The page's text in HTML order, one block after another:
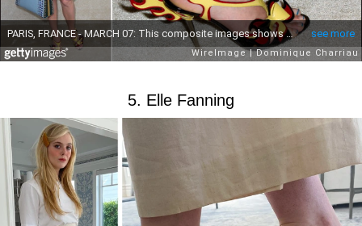
5. Elle Fanning